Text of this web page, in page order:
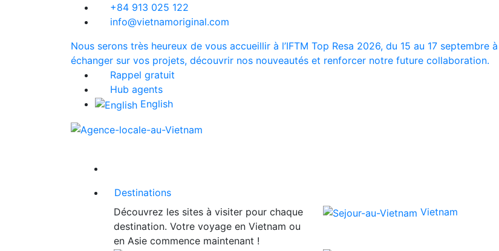
+84 913 025 122
info@vietnamoriginal.com
Nous serons très heureux de vous accueillir à l’IFTM Top Resa 2026, du 15 au 17
échanger sur vos projets, découvrir nos nouveautés et renforcer notre future collaboration.
Rappel gratuit
Hub agents
English
Destinations
Découvrez les sites à visiter pour chaque
destination. Votre voyage en Vietnam ou
en Asie commence maintenant !
Vietnam